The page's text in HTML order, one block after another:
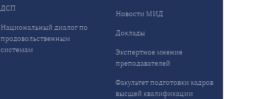
ДСП
Национальный диалог по
продовольственным
системам
Новости МИД
Доклады
Экспертное мнение
преподавателей
Факультет подготовки кадров
высшей квалификации